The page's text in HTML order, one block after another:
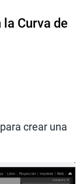
Curva de
crear una